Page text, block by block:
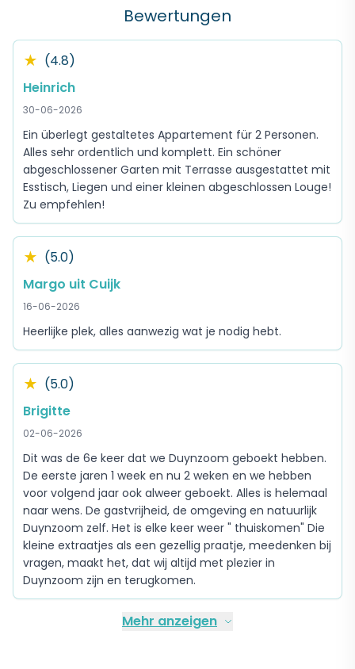
Bewertungen
★ (4.8)
Heinrich
30-06-2026
Ein überlegt gestaltetes Appartement für 2 Personen.
Alles sehr ordentlich und komplett. Ein schöner
abgeschlossener Garten mit Terrasse ausgestattet mit
Esstisch, Liegen und einer kleinen abgeschlossen Louge!
Zu empfehlen!
★ (5.0)
Margo uit Cuijk
16-06-2026
Heerlijke plek, alles aanwezig wat je nodig hebt.
★ (5.0)
Brigitte
02-06-2026
Dit was de 6e keer dat we Duynzoom geboekt hebben.
De eerste jaren 1 week en nu 2 weken en we hebben
voor volgend jaar ook alweer geboekt. Alles is helemaal
naar wens. De gastvrijheid, de omgeving en natuurlijk
Duynzoom zelf. Het is elke keer weer " thuiskomen" Die
kleine extraatjes als een gezellig praatje, meedenken bij
vragen, maakt het, dat wij altijd met plezier in
Duynzoom zijn en terugkomen.
Mehr anzeigen